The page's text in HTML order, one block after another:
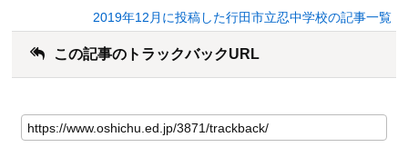
2019年12月に投稿した行田市立忍中学校の記事一覧
この記事のトラックバックURL